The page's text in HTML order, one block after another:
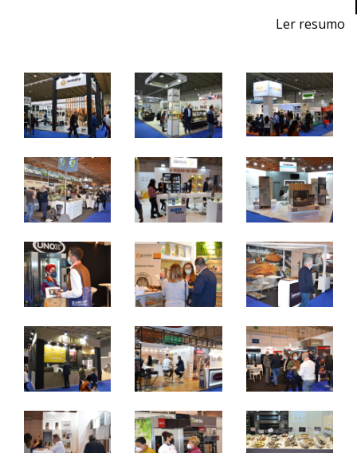
Ler resumo
7 a 9 de abril 2024 - FIL - Lisboa
domingo a terça - 10h / 19h